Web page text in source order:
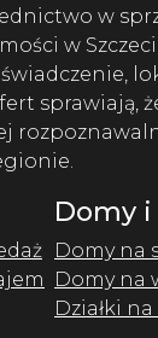
w
w
sprawiają,
Domy i
Domy na
Domy na
Działki